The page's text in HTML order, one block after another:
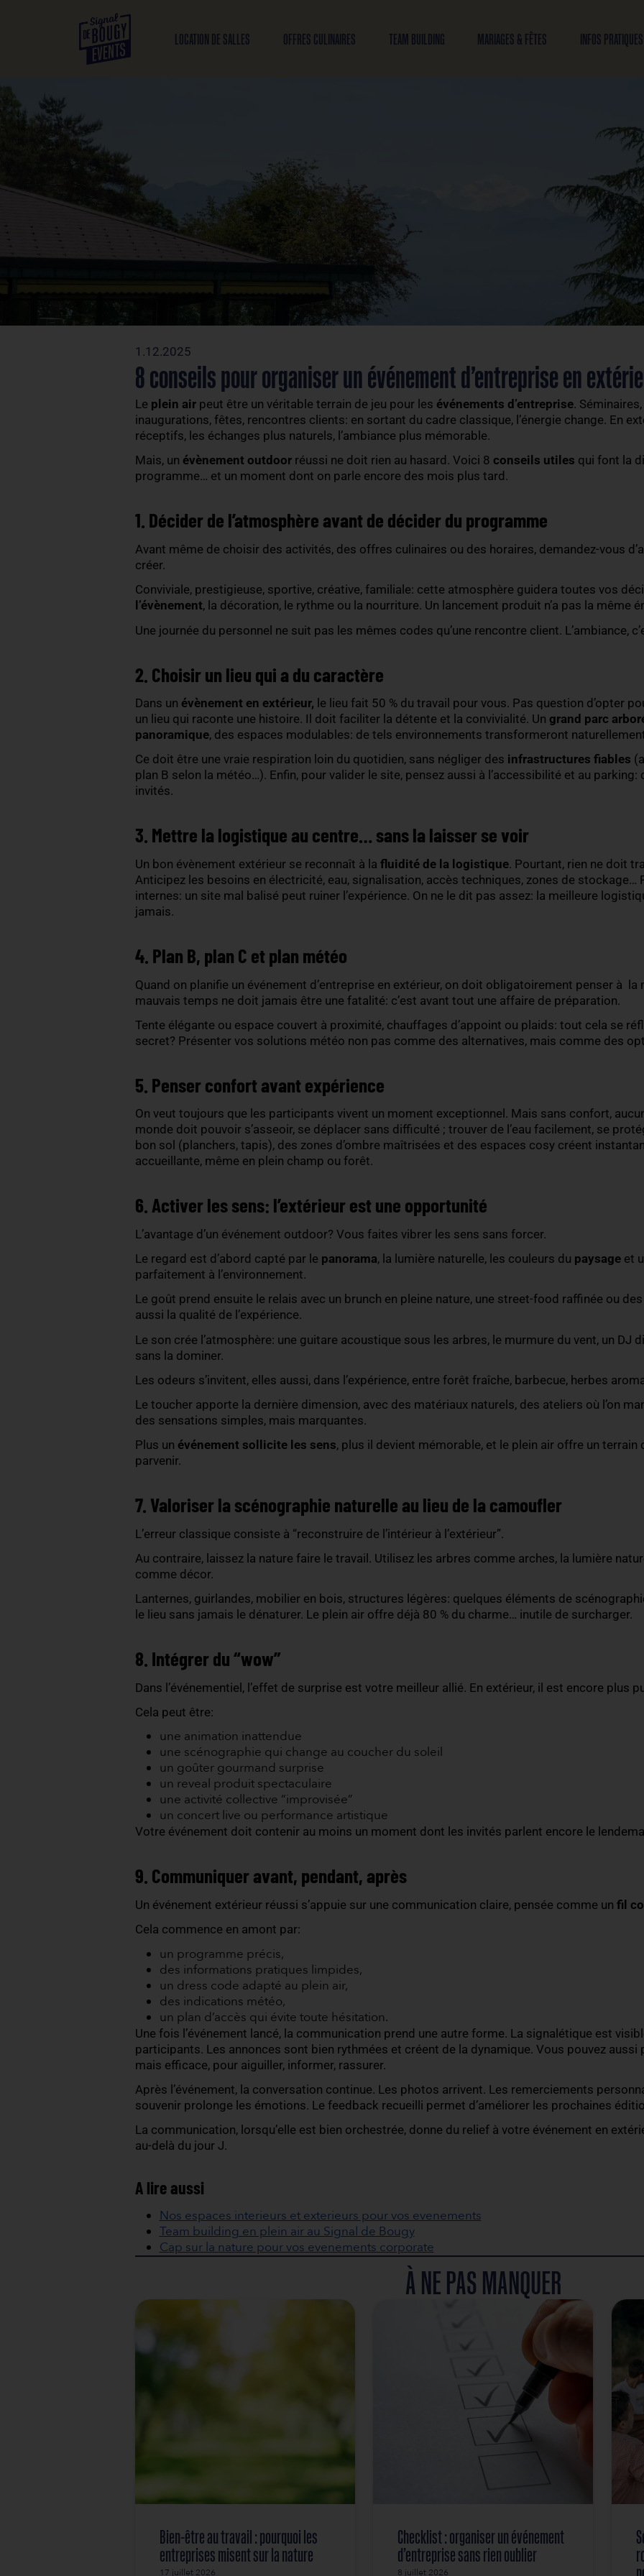
LOCATION DE SALLES OFFRES CULINAIRES TEAM BUILDING MARIAGES & FÊTES
1.12.2025
8 conseils pour organiser un événement
Leplein airpeut être un véritable terrain de jeu pour les
réceptifs, les échanges plus naturels, l’ambiance plus mémorable.
Mais, un évènement outdoor réussi ne doit rien au hasard. Voici 8 conseils
programme… et un moment dont on parle encore des mois plus tard.
1. Décider de l’atmosphère avant de décider du programme
créer.
Conviviale, prestigieuse, sportive, créative, familiale: cette atmosphère
l’évènement, la décoration, le rythme ou la nourriture. Un lancement produit
Une journée du personnel ne suit pas les mêmes codes qu’une rencontre
2. Choisir un lieu qui a du caractère
Dans un évènement en extérieur, le lieu fait 50 % du travail pour vous. Pas
un lieu qui raconte une histoire. Il doit faciliter la détente et la convivialité. Un
panoramique, des espaces modulables: de tels environnements
Ce doit être une vraie respiration loin du quotidien, sans négliger des
plan B selon la météo…). Enfin, pour valider le site, pensez aussi à
3. Mettre la logistique au centre… sans la laisser se voir
Un bon évènement extérieur se reconnaît à la fluidité de la logistique .
Anticipez les besoins en électricité, eau, signalisation, accès techniques,
4. Plan B, plan C et plan météo
Quand on planifie un événement d’entreprise en extérieur, on doit
Tente élégante ou espace couvert à proximité, chauffages d’appoint ou
5. Penser confort avant expérience
On veut toujours que les participants vivent un moment exceptionnel. Mais
bon sol (planchers, tapis), des zones d’ombre maîtrisées et des espaces
6. Activer les sens: l’extérieur est une opportunité
L’avantage d’un événement outdoor? Vous faites vibrer les sens sans forcer.
parfaitement à l’environnement.
Le goût prend ensuite le relais avec un brunch en pleine nature, une street-
Le son crée l’atmosphère: une guitare acoustique sous les arbres, le
sans la dominer.
Les odeurs s’invitent, elles aussi, dans l’expérience, entre forêt fraîche,
Le toucher apporte la dernière dimension, avec des matériaux naturels, des
des sensations simples, mais marquantes.
événement sollicite les sens , plus il devient mémorable, et le plein
parvenir.
7. Valoriser la scénographie naturelle au lieu de la
L’erreur classique consiste à “reconstruire de l’intérieur à l’extérieur”.
Au contraire, laissez la nature faire le travail. Utilisez les arbres comme
Lanternes, guirlandes, mobilier en bois, structures légères: quelques
le lieu sans jamais le dénaturer. Le plein air offre déjà 80 % du charme…
8. Intégrer du “wow”
Dans l’événementiel, l’effet de surprise est votre meilleur allié. En extérieur,
Cela peut être:
une animation inattendue
une scénographie qui change au coucher du soleil
un goûter gourmand surprise
un reveal produit spectaculaire
une activité collective “improvisée”
un concert live ou performance artistique
Votre événement doit contenir au moins un moment dont les invités parlent
9. Communiquer avant, pendant, après
Un événement extérieur réussi s’appuie sur une communication claire,
un programme précis,
des informations pratiques limpides,
des indications météo,
un plan d’accès qui évite toute hésitation.
Une fois l’événement lancé, la communication prend une autre forme. La
participants. Les annonces sont bien rythmées et créent de la dynamique.
Après l’événement, la conversation continue. Les photos arrivent. Les
souvenir prolonge les émotions. Le feedback recueilli permet d’améliorer
La communication, lorsqu’elle est bien orchestrée, donne du relief à votre